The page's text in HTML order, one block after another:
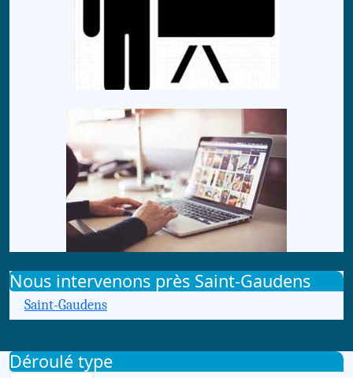
Nous intervenons près Saint-Gaudens
Saint-Gaudens
Déroulé type